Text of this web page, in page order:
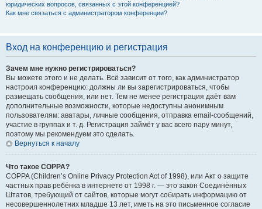
юридических вопросов, связанных с этой конференцией?
Как мне связаться с администратором конференции?
Вход на конференцию и регистрация
Зачем мне нужно регистрироваться?
Вы можете этого и не делать. Всё зависит от того, как администратор
настроил конференцию: должны ли вы зарегистрироваться, чтобы
размещать сообщения, или нет. Тем не менее регистрация даёт вам
дополнительные возможности, которые недоступны анонимным
пользователям: аватары, личные сообщения, отправка email-сообщений,
участие в группах и т. д. Регистрация займёт у вас всего пару минут,
поэтому мы рекомендуем это сделать.
Вернуться к началу
Что такое COPPA?
COPPA (Children’s Online Privacy Protection Act of 1998), или Акт о защите
частных прав ребёнка в интернете от 1998 г. — это закон Соединённых
Штатов, требующий от сайтов, которые могут собирать информацию от
несовершеннолетних младше 13 лет, иметь на это письменное согласие